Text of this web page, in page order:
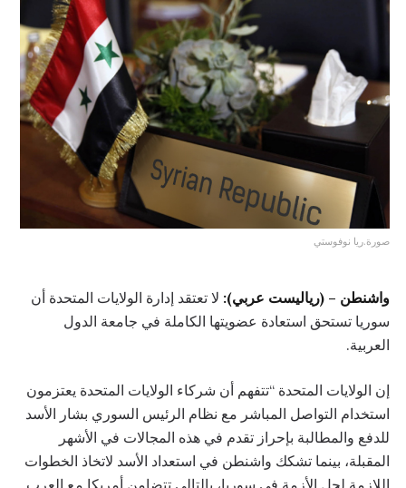
صورة.ريا نوفوستي
واشنطن – (رياليست عربي): لا تعتقد إدارة الولايات المتحدة أن
سوريا تستحق استعادة عضويتها الكاملة في جامعة الدول
العربية.
إن الولايات المتحدة “تتفهم أن شركاء الولايات المتحدة يعتزمون
استخدام التواصل المباشر مع نظام الرئيس السوري بشار الأسد
للدفع والمطالبة بإحراز تقدم في هذه المجالات في الأشهر
المقبلة، بينما تشكك واشنطن في استعداد الأسد لاتخاذ الخطوات
اللازمة لحل الأزمة في سوريا، بالتالي تتضامن أمريكا مع العرب